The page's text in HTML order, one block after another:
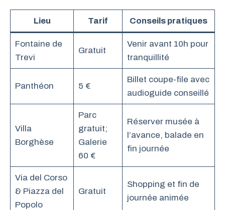
Lieu Tarif Conseils pratiques
Fontaine de
Trevi
Gratuit
Venir avant 10h pour
tranquillité
Panthéon 5 €
Billet coupe-file avec
audioguide conseillé
Villa
Borghèse
Parc
gratuit;
Galerie
60 €
Réserver musée à
l’avance, balade en
fin journée
Via del Corso
& Piazza del
Popolo
Gratuit
Shopping et fin de
journée animée